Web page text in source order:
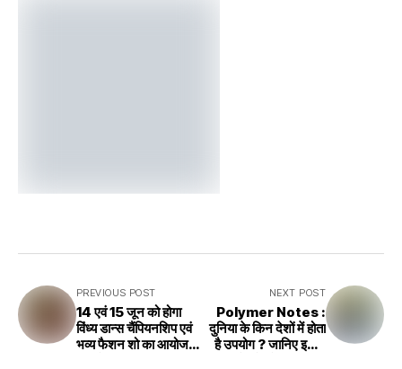
PREVIOUS POST
14 एवं 15 जून को होगा
विंध्य डान्स चैंपियनशिप एवं
भव्य फैशन शो का आयोजन
NEXT POST
Polymer Notes :
दुनिया के किन देशों में होता
है उपयोग ? जानिए इसके